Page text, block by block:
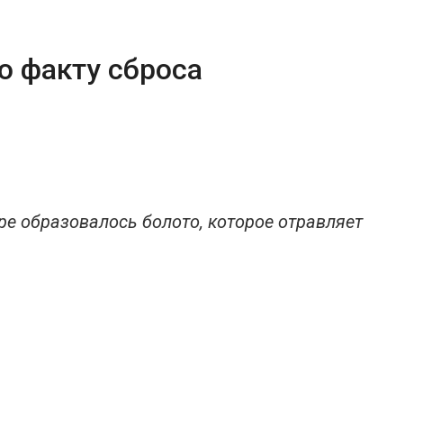
факту сброса
образовалось болото, которое отравляет